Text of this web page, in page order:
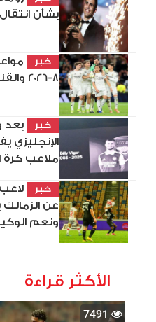
بشأن
خبر
8-2026 والقنوات الناقلة
خبر
بعد
الإنجليزي
ملاعب كرة
خبر
ونعم
الأكثر قراءة
7491